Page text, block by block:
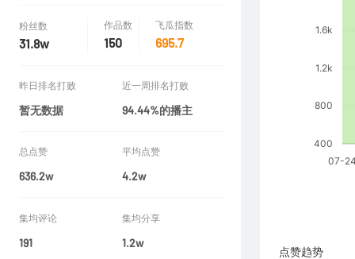
粉丝数
31.8w
作品数
150
飞瓜指数
695.7
昨日排名打败
暂无数据
近一周排名打败
94.44%的播主
总点赞
636.2w
平均点赞
4.2w
集均评论
191
集均分享
1.2w
点赞趋势